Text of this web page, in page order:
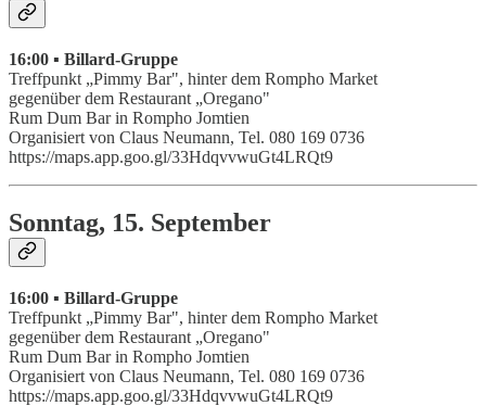
16:00 ▪ Billard-Gruppe
Treffpunkt „Pimmy Bar", hinter dem Rompho Market
gegenüber dem Restaurant „Oregano"
Rum Dum Bar in Rompho Jomtien
Organisiert von Claus Neumann, Tel. 080 169 0736
https://maps.app.goo.gl/33HdqvvwuGt4LRQt9
Sonntag, 15. September
16:00 ▪ Billard-Gruppe
Treffpunkt „Pimmy Bar", hinter dem Rompho Market
gegenüber dem Restaurant „Oregano"
Rum Dum Bar in Rompho Jomtien
Organisiert von Claus Neumann, Tel. 080 169 0736
https://maps.app.goo.gl/33HdqvvwuGt4LRQt9